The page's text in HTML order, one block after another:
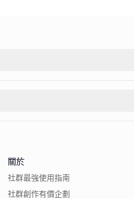
關於
社群最強使用指南
社群創作有價企劃